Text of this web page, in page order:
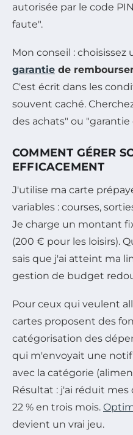
autorisée par le code
faute".
Mon conseil :
garantie de
C'est écrit dans les
souvent caché.
des achats" ou
COMMENT GÉRER
EFFICACEMENT
J'utilise ma carte
variables : courses,
Je charge un montant
(200 € pour les loisirs).
sais que j'ai atteint ma
gestion de budget
Pour ceux qui veulent
cartes proposent des
catégorisation des
qui m'envoyait une
avec la catégorie
Résultat : j'ai réduit
22 % en trois mois.
devient un vrai jeu.